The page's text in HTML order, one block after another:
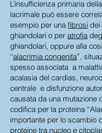
L’insufficienza primaria
lacrimale può essere
esempio per una fibrosi dei
ghiandolari o per atrofia
ghiandolari, oppure alla
“alacrimia congenita”,
spesso associata a
acalasia del cardias,
centrale e disfunzione
causata da una mutazione
codifica per la proteina
importante per lo scambio
proteine tra nucleo e